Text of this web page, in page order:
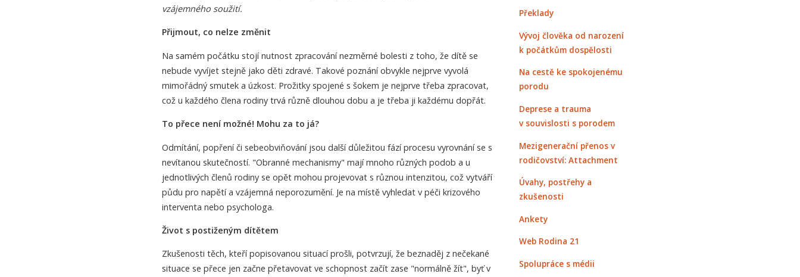
vzájemného soužití.
Přijmout, co nelze změnit
Na samém počátku stojí nutnost zpracování nezměrné bolesti z toho, že dítě se
nebude vyvíjet stejně jako děti zdravé. Takové poznání obvykle nejprve vyvolá
mimořádný smutek a úzkost. Prožitky spojené s šokem je nejprve třeba zpracovat,
což u každého člena rodiny trvá různě dlouhou dobu a je třeba ji každému dopřát.
To přece není možné! Mohu za to já?
Odmítání, popření či sebeobviňování jsou další důležitou fází procesu vyrovnání se s
nevítanou skutečností. "Obranné mechanismy" mají mnoho různých podob a u
jednotlivých členů rodiny se opět mohou projevovat s různou intenzitou, což vytváří
půdu pro napětí a vzájemná neporozumění. Je na místě vyhledat v péči krizového
interventa nebo psychologa.
Život s postiženým dítětem
Zkušenosti těch, kteří popisovanou situací prošli, potvrzují, že beznaděj z nečekané
situace se přece jen začne přetavovat ve schopnost začít zase "normálně žít", byť v
Překlady
Vývoj člověka od narození
k počátkům dospělosti
Na cestě ke spokojenému
porodu
Deprese a trauma
v souvislosti s porodem
Mezigenerační přenos v
rodičovství: Attachment
Úvahy, postřehy a
zkušenosti
Ankety
Web Rodina 21
Spolupráce s médii